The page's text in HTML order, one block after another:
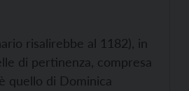
risalirebbe al 1182), in
di pertinenza, compresa
quello di Dominica